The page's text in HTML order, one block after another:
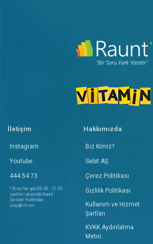
İletişim
Instagram
Youtube
444 54 73
* Bize her gün 08.30 - 21.00
saatleri arasında Raunt
Destek Hattı'ndan
ulaşabilirsin.
Hakkımızda
Biz Kimiz?
Sebit AŞ
Çerez Politikası
Gizlilik Politikası
Kullanım ve Hizmet
Şartları
KVKK Aydınlatma
Metni